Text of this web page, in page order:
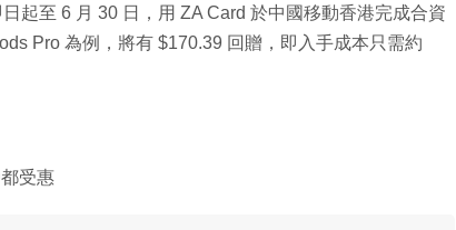
起至 6 月 30 日，用 ZA Card 於中國移動香港完成合資
Pro 為例，將有 $170.39 回贈，即入手成本只需約
受惠